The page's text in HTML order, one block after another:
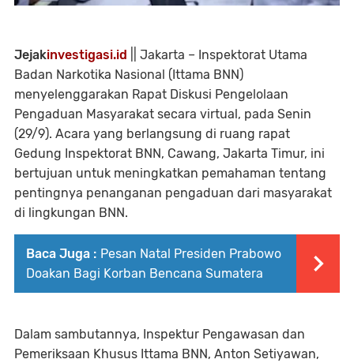
Jejakinvestigasi.id || Jakarta – Inspektorat Utama
Badan Narkotika Nasional (Ittama BNN)
menyelenggarakan Rapat Diskusi Pengelolaan
Pengaduan Masyarakat secara virtual, pada Senin
(29/9). Acara yang berlangsung di ruang rapat
Gedung Inspektorat BNN, Cawang, Jakarta Timur, ini
bertujuan untuk meningkatkan pemahaman tentang
pentingnya penanganan pengaduan dari masyarakat
di lingkungan BNN.
Baca Juga : Pesan Natal Presiden Prabowo
Doakan Bagi Korban Bencana Sumatera
Dalam sambutannya, Inspektur Pengawasan dan
Pemeriksaan Khusus Ittama BNN, Anton Setiyawan,